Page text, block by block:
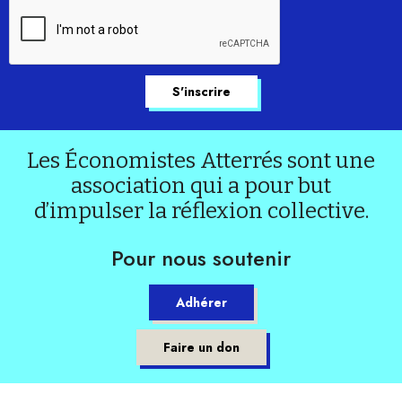
Les Économistes Atterrés sont une
association qui a pour but
d’impulser la réflexion collective.
Pour nous soutenir
Adhérer
Faire un don